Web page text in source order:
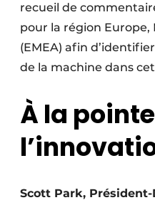
recueil de
pour la région
(EMEA) afin
de la machine dans
À la
Scott Park,